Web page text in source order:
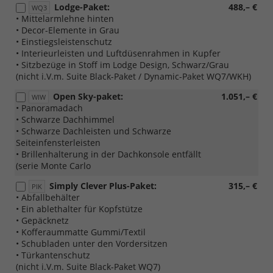
WQ3 488,– €
Lodge-Paket:
• Mittelarmlehne hinten
• Decor-Elemente in Grau
• Einstiegsleistenschutz
• Interieurleisten und Luftdüsenrahmen in Kupfer
• Sitzbezüge in Stoff im Lodge Design, Schwarz/Grau
(nicht i.V.m. Suite Black-Paket / Dynamic-Paket WQ7/WKH)
WIW 1.051,– €
Open Sky-paket:
• Panoramadach
• Schwarze Dachhimmel
• Schwarze Dachleisten und Schwarze
Seiteinfensterleisten
• Brillenhalterung in der Dachkonsole entfällt
(serie Monte Carlo
PIK 315,– €
Simply Clever Plus-Paket:
• Abfallbehälter
• Ein ablethalter für Kopfstütze
• Gepäcknetz
• Kofferaummatte Gummi/Textil
• Schubladen unter den Vordersitzen
• Türkantenschutz
(nicht i.V.m. Suite Black-Paket WQ7)